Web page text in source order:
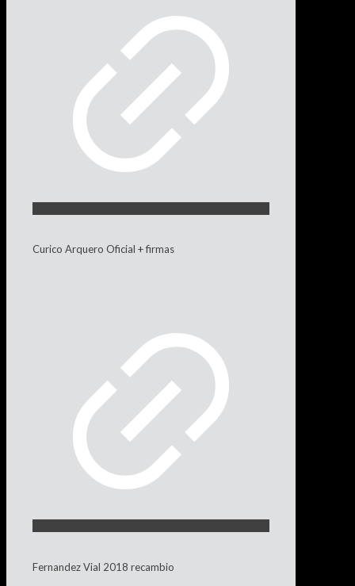
Curico Arquero Oficial + firmas
Fernandez Vial 2018 recambio